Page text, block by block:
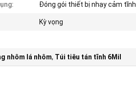
Đóng gói thiết bị nhạy cảm tĩnh
Kỳ vọng
nhôm lá nhôm, Túi tiêu tán tĩnh 6Mil